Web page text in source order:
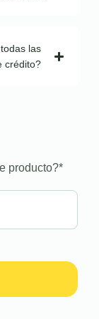
las
crédito?
producto?*